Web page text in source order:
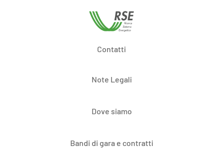
Contatti
Note Legali
Dove siamo
Bandi di gara e contratti